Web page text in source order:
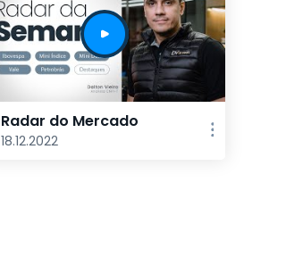
Radar do Mercado
18.12.2022